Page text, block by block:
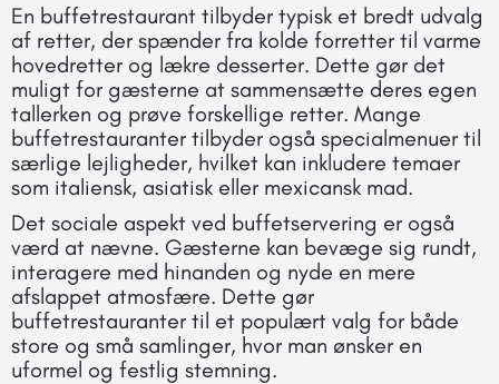
En buffetrestaurant tilbyder typisk et bredt udvalg
af retter, der spænder fra kolde forretter til varme
hovedretter og lækre desserter. Dette gør det
muligt for gæsterne at sammensætte deres egen
tallerken og prøve forskellige retter. Mange
buffetrestauranter tilbyder også specialmenuer til
særlige lejligheder, hvilket kan inkludere temaer
som italiensk, asiatisk eller mexicansk mad.
Det sociale aspekt ved buffetservering er også
værd at nævne. Gæsterne kan bevæge sig rundt,
interagere med hinanden og nyde en mere
afslappet atmosfære. Dette gør
buffetrestauranter til et populært valg for både
store og små samlinger, hvor man ønsker en
uformel og festlig stemning.